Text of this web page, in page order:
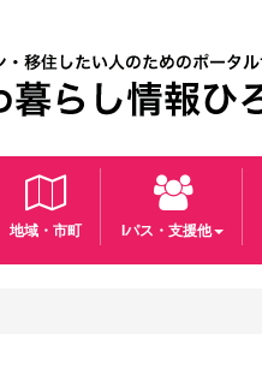
地域・市町 Iパス・支援他